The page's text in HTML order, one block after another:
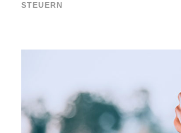
STEUERN